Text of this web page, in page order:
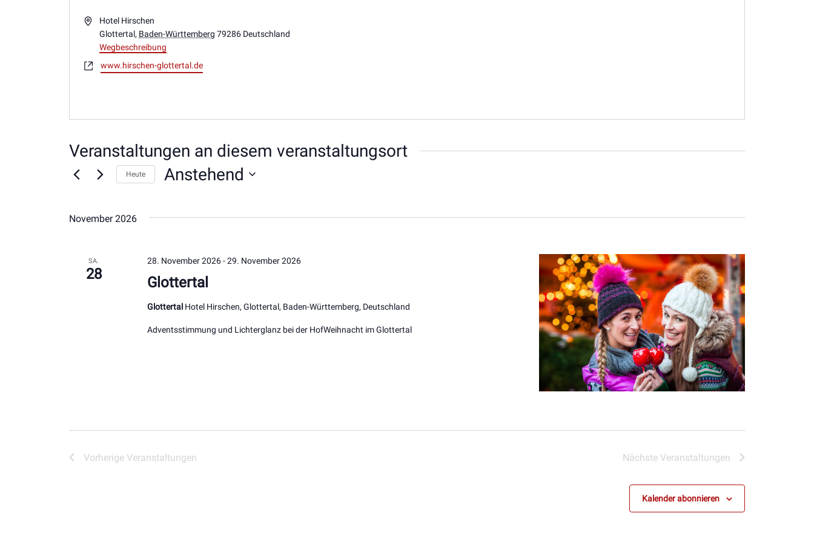
AdresseHotel Hirschen
Glottertal, Baden-Württemberg 79286 Deutschland
Wegbeschreibung
Webseitewww.hirschen-glottertal.de
Veranstaltungen an diesem veranstaltungsort
Heute Anstehend
November 2026
SA.
28 Glottertal
28. November 2026-29. November 2026
Glottertal Hotel Hirschen, Glottertal, Baden-Württemberg, Deutschland
Adventsstimmung und Lichterglanz bei der HofWeihnacht im Glottertal
Vorherige Veranstaltungen Nächste Veranstaltungen
Kalender abonnieren